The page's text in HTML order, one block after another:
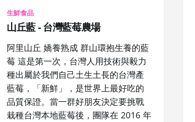
生鮮食品
山丘藍 - 台灣藍莓農場
阿里山丘 嬌養熟成 群山環抱生養的藍
莓 這是第一次，台灣人用技術與毅力
種出屬於我們自己土生土長的台灣產
藍莓，「新鮮」，是世界上最好吃的
品質保證。當一群好朋友決定要挑戰
栽種台灣本地藍莓後，團隊在 2016 年